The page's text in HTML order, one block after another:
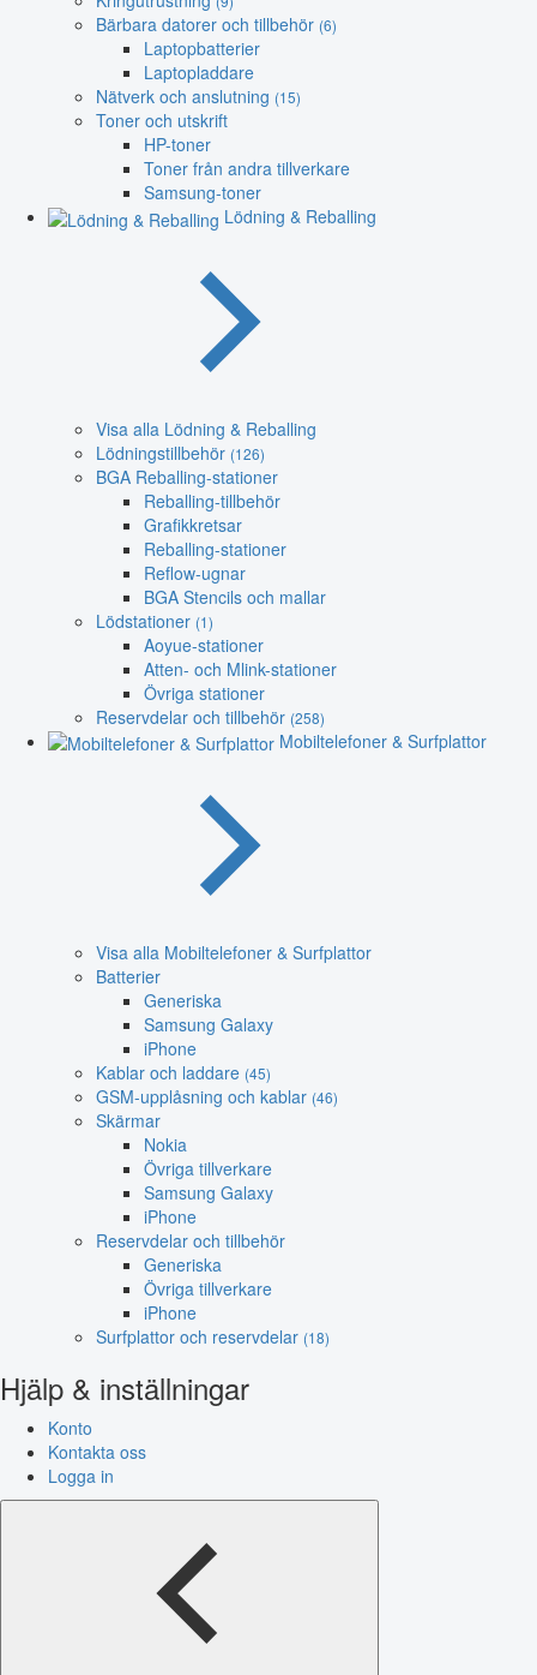
Bärbara datorer och tillbehör (6)
Laptopbatterier
Laptopladdare
Nätverk och anslutning (15)
Toner och utskrift
HP-toner
Toner från andra tillverkare
Samsung-toner
Lödning & Reballing
Visa alla Lödning & Reballing
Lödningstillbehör (126)
BGA Reballing-stationer
Reballing-tillbehör
Grafikkretsar
Reballing-stationer
Reflow-ugnar
BGA Stencils och mallar
Lödstationer (1)
Aoyue-stationer
Atten- och Mlink-stationer
Övriga stationer
Reservdelar och tillbehör (258)
Mobiltelefoner & Surfplattor
Visa alla Mobiltelefoner & Surfplattor
Batterier
Generiska
Samsung Galaxy
iPhone
Kablar och laddare (45)
GSM-upplåsning och kablar (46)
Skärmar
Nokia
Övriga tillverkare
Samsung Galaxy
iPhone
Reservdelar och tillbehör
Generiska
Övriga tillverkare
iPhone
Surfplattor och reservdelar (18)
Hjälp & inställningar
Konto
Kontakta oss
Logga in